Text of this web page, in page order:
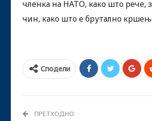
членка на НАТО, како што рече,
чин, како што е брутално
Сподели
ПРЕТХОДНО